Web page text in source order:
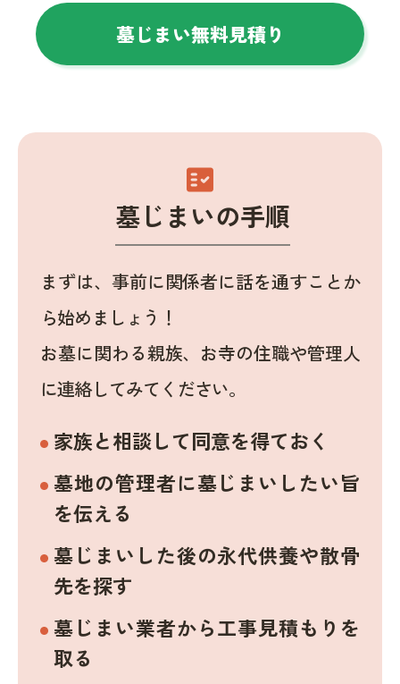
墓じまい無料見積り
fact_check
墓じまいの手順
まずは、事前に関係者に話を通すことか
ら始めましょう！
お墓に関わる親族、お寺の住職や管理人
に連絡してみてください。
家族と相談して同意を得ておく
墓地の管理者に墓じまいしたい旨
を伝える
墓じまいした後の永代供養や散骨
先を探す
墓じまい業者から工事見積もりを
取る